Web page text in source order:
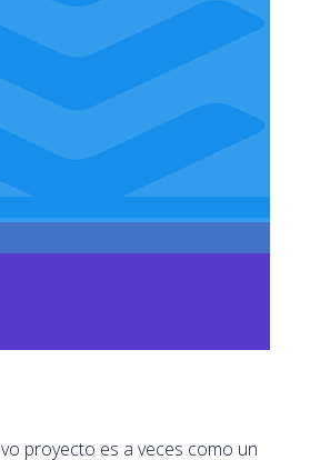
proyecto es a veces como un